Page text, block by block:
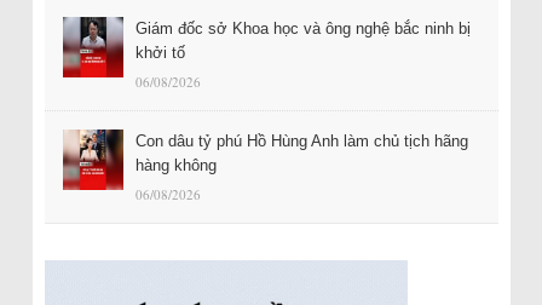
Giám đốc sở Khoa học và ông nghệ bắc ninh bị
khởi tố
06/08/2026
Con dâu tỷ phú Hồ Hùng Anh làm chủ tịch hãng
hàng không
06/08/2026